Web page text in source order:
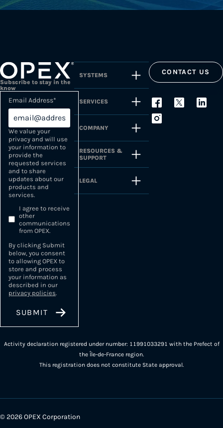
Subscribe to stay in the
know
Email Address*
We value your
privacy and will use
your information to
provide the
requested services
and to share
updates about our
products and
services.
I agree to receive
other
communications
from OPEX.
By clicking Submit
below, you consent
to allowing OPEX to
store and process
your information as
described in our
privacy policies.
SYSTEMS
SERVICES
COMPANY
RESOURCES &
SUPPORT
LEGAL
CONTACT US
Activity declaration registered under number: 11991033291 with the Prefect of
the Île-de-France region.
This registration does not constitute State approval.
© 2026 OPEX Corporation